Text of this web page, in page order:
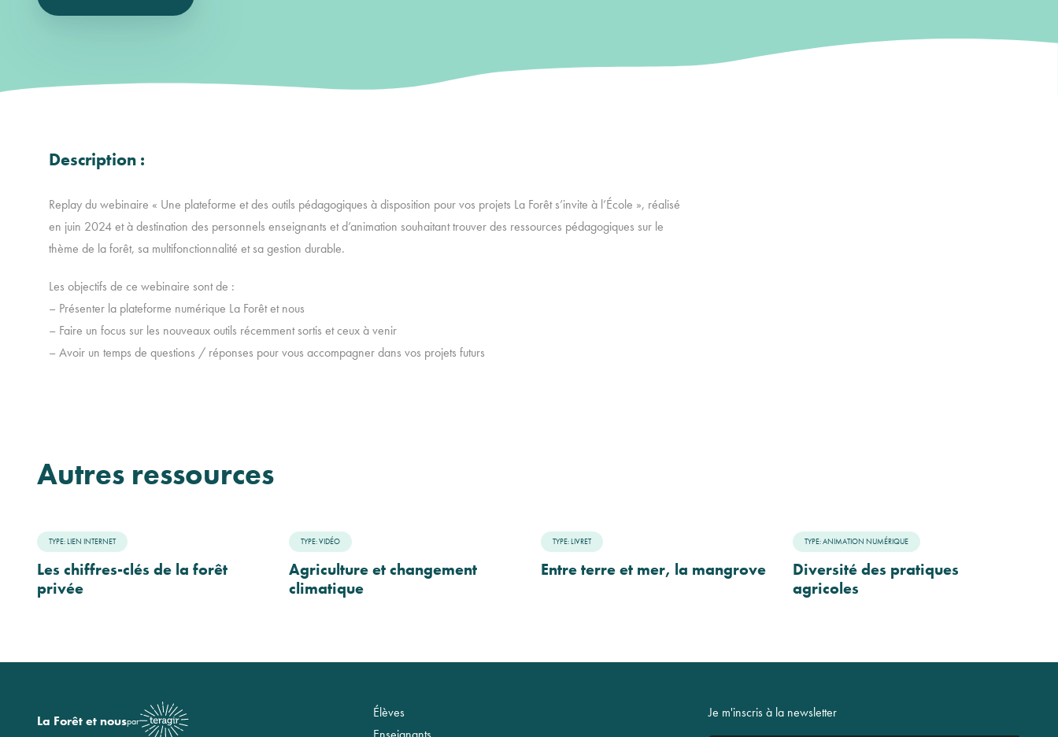
Description :
Replay du webinaire « Une plateforme et des outils pédagogiques à disposition pour vos projets La Forêt s’invite à l’École », réalisé
en juin 2024 et à destination des personnels enseignants et d’animation souhaitant trouver des ressources pédagogiques sur le
thème de la forêt, sa multifonctionnalité et sa gestion durable.
Les objectifs de ce webinaire sont de :
– Présenter la plateforme numérique La Forêt et nous
– Faire un focus sur les nouveaux outils récemment sortis et ceux à venir
– Avoir un temps de questions / réponses pour vous accompagner dans vos projets futurs
Autres ressources
TYPE: LIEN INTERNET
Les chiffres-clés de la forêt
privée
TYPE: VIDÉO
Agriculture et changement
climatique
TYPE: LIVRET
Entre terre et mer, la mangrove
TYPE: ANIMATION NUMÉRIQUE
Diversité des pratiques
agricoles
La Forêt et nouspar
Élèves
Je m'inscris à la newsletter